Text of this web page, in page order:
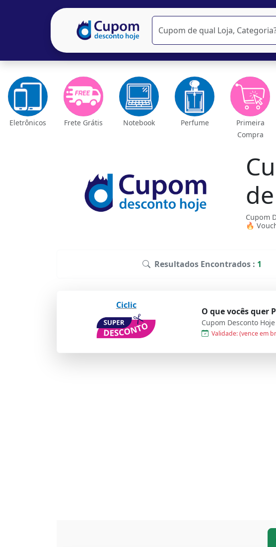
Eletrônicos Frete Grátis Notebook Perfume
Primeira
Compra
Cupom
🔥
Resultados Encontrados : 1
Ciclic
O que vocês quer
Cupom Desconto
Validade: (vence em